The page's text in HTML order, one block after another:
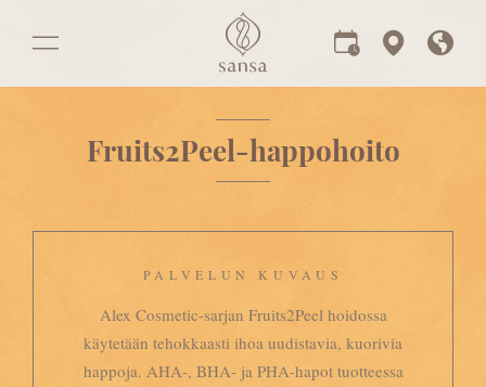
Fruits2Peel-happohoito
PALVELUN KUVAUS
Alex Cosmetic-sarjan Fruits2Peel hoidossa
käytetään tehokkaasti ihoa uudistavia, kuorivia
happoja. AHA-, BHA- ja PHA-hapot tuotteessa